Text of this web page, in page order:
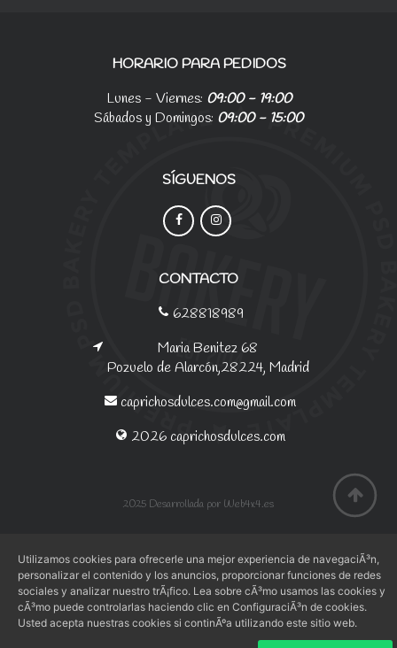
HORARIO PARA PEDIDOS
Lunes - Viernes: 09:00 - 19:00
Sábados y Domingos: 09:00 - 15:00
SÍGUENOS
CONTACTO
628818989
Maria Benitez 68
Pozuelo de Alarcón,28224, Madrid
caprichosdulces.com@gmail.com
2026 caprichosdulces.com
2025 Desarrollada por Web4x4.es
Utilizamos cookies para ofrecerle una mejor experiencia de navegaciÃ³n,
personalizar el contenido y los anuncios, proporcionar funciones de redes
sociales y analizar nuestro trÃ¡fico. Lea sobre cÃ³mo usamos las cookies y
cÃ³mo puede controlarlas haciendo clic en ConfiguraciÃ³n de cookies.
Usted acepta nuestras cookies si continÃºa utilizando este sitio web.